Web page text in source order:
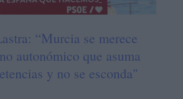
“Murcia se merece
autonómico que asuma
y no se esconda"